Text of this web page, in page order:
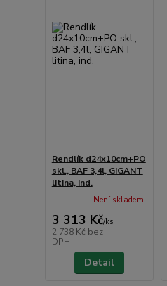
Rendlík d24x10cm+PO
skl., BAF 3,4l, GIGANT
litina, ind.
3 313 Kč/ks
2 738 Kč bez
DPH
Není skladem
Detail